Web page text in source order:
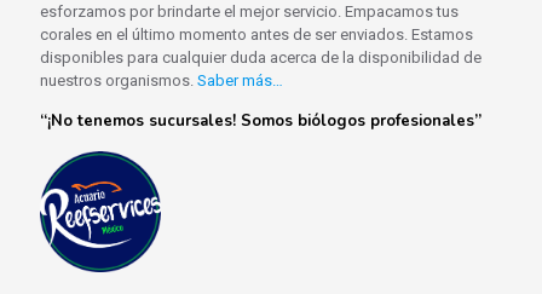
esforzamos por brindarte el mejor servicio. Empacamos tus
corales en el último momento antes de ser enviados. Estamos
disponibles para cualquier duda acerca de la disponibilidad de
nuestros organismos. Saber más…
“¡No tenemos sucursales! Somos biólogos profesionales”